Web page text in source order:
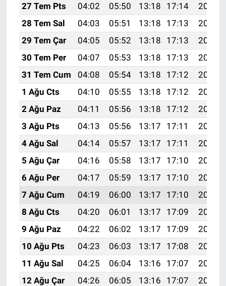
27 Tem Pts
04:02 05:50 13:18 17:14
20:36
28 Tem Sal
04:03 05:51 13:18 17:13
20:35
29 Tem Çar
04:05 05:52 13:18 17:13
20:34
30 Tem Per
04:07 05:53 13:18 17:13
20:33
31 Tem Cum
04:08 05:54 13:18 17:12
20:32
1 Ağu Cts
04:10 05:55 13:18 17:12
20:31
2 Ağu Paz
04:11 05:56 13:18 17:12
20:30
3 Ağu Pts
04:13 05:56 13:17 17:11
20:28
4 Ağu Sal
04:14 05:57 13:17 17:11
20:27
5 Ağu Çar
04:16 05:58 13:17 17:10
20:26
6 Ağu Per
04:17 05:59 13:17 17:10
20:25
7 Ağu Cum
04:19 06:00 13:17 17:10
20:24
8 Ağu Cts
04:20 06:01 13:17 17:09
20:22
9 Ağu Paz
04:22 06:02 13:17 17:09
20:21
10 Ağu Pts
04:23 06:03 13:17 17:08
20:20
11 Ağu Sal
04:25 06:04 13:16 17:07
20:19
12 Ağu Çar
04:26 06:05 13:16 17:07
20:17